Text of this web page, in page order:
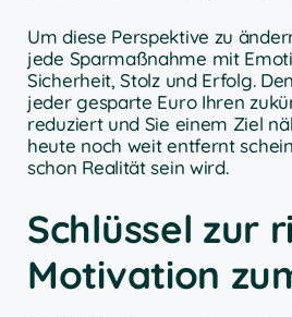
Um diese Perspektive zu
jede Sparmaßnahme mit
Sicherheit, Stolz und Erfolg.
jeder gesparte Euro Ihren
reduziert und Sie einem Ziel
heute noch weit entfernt
schon Realität sein wird.
Schlüssel zur
Motivation